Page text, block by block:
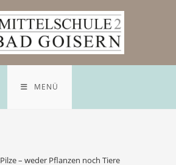
MENÜ
Pilze – weder Pflanzen noch Tiere